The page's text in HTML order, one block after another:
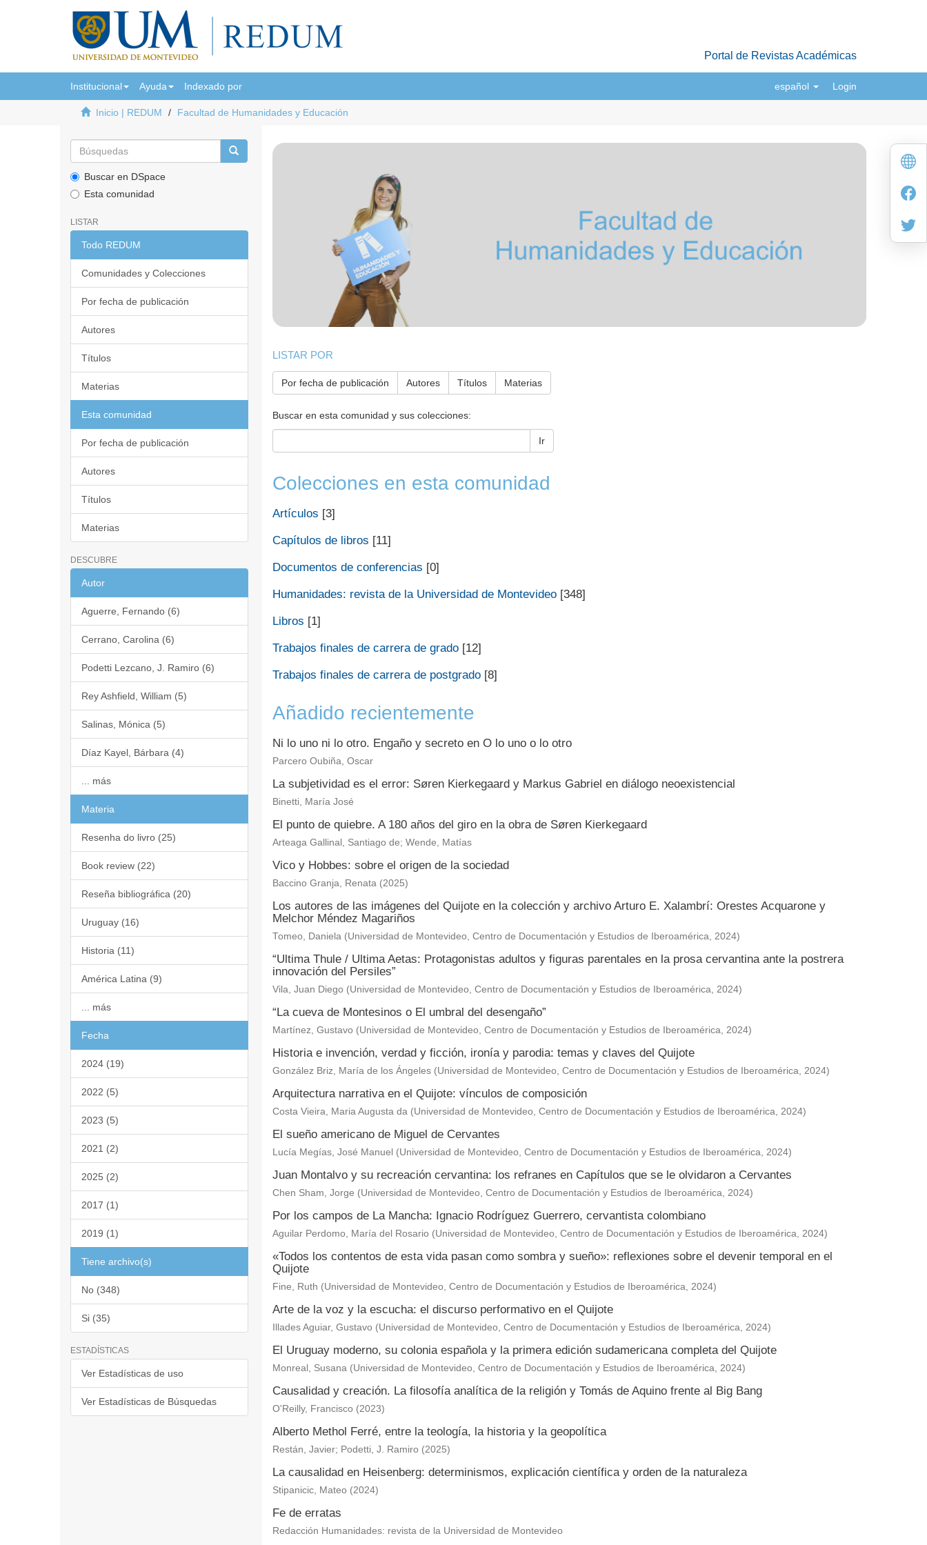
Portal de Revistas Académicas
Institucional Ayuda Indexado por español Login
Inicio | REDUM Facultad de Humanidades y Educación
Buscar en DSpace
Esta comunidad
LISTAR
Todo REDUM
Comunidades y Colecciones
Por fecha de publicación
Autores
Títulos
Materias
Esta comunidad
Por fecha de publicación
Autores
Títulos
Materias
DESCUBRE
Autor
Aguerre, Fernando (6)
Cerrano, Carolina (6)
Podetti Lezcano, J. Ramiro (6)
Rey Ashfield, William (5)
Salinas, Mónica (5)
Díaz Kayel, Bárbara (4)
... más
Materia
Resenha do livro (25)
Book review (22)
Reseña bibliográfica (20)
Uruguay (16)
Historia (11)
América Latina (9)
... más
Fecha
2024 (19)
2022 (5)
2023 (5)
2021 (2)
2025 (2)
2017 (1)
2019 (1)
Tiene archivo(s)
No (348)
Si (35)
ESTADÍSTICAS
Ver Estadísticas de uso
Ver Estadísticas de Búsquedas
LISTAR POR
Por fecha de publicación Autores Títulos Materias
Buscar en esta comunidad y sus colecciones:
Ir
Colecciones en esta comunidad
Artículos [3]
Capítulos de libros [11]
Documentos de conferencias [0]
Humanidades: revista de la Universidad de Montevideo[348]
Libros [1]
Trabajos finales de carrera de grado[12]
Trabajos finales de carrera de postgrado[8]
Añadido recientemente
Ni lo uno ni lo otro. Engaño y secreto en O lo uno o lo otro
Parcero Oubiña, Oscar
La subjetividad es el error: Søren Kierkegaard y Markus Gabriel en diálogo neoexistencial
Binetti, María José
El punto de quiebre. A 180 años del giro en la obra de Søren Kierkegaard
Arteaga Gallinal, Santiago de; Wende, Matías
Vico y Hobbes: sobre el origen de la sociedad
Baccino Granja, Renata (2025)
Los autores de las imágenes del Quijote en la colección y archivo Arturo E. Xalambrí: Orestes Acquarone y
Melchor Méndez Magariños
Tomeo, Daniela (Universidad de Montevideo, Centro de Documentación y Estudios de Iberoamérica, 2024)
“Ultima Thule / Ultima Aetas: Protagonistas adultos y figuras parentales en la prosa cervantina ante la postrera
innovación del Persiles”
Vila, Juan Diego (Universidad de Montevideo, Centro de Documentación y Estudios de Iberoamérica, 2024)
“La cueva de Montesinos o El umbral del desengaño”
Martínez, Gustavo (Universidad de Montevideo, Centro de Documentación y Estudios de Iberoamérica, 2024)
Historia e invención, verdad y ficción, ironía y parodia: temas y claves del Quijote
González Briz, María de los Ángeles (Universidad de Montevideo, Centro de Documentación y Estudios de Iberoamérica, 2024)
Arquitectura narrativa en el Quijote: vínculos de composición
Costa Vieira, Maria Augusta da (Universidad de Montevideo, Centro de Documentación y Estudios de Iberoamérica, 2024)
El sueño americano de Miguel de Cervantes
Lucía Megías, José Manuel (Universidad de Montevideo, Centro de Documentación y Estudios de Iberoamérica, 2024)
Juan Montalvo y su recreación cervantina: los refranes en Capítulos que se le olvidaron a Cervantes
Chen Sham, Jorge (Universidad de Montevideo, Centro de Documentación y Estudios de Iberoamérica, 2024)
Por los campos de La Mancha: Ignacio Rodríguez Guerrero, cervantista colombiano
Aguilar Perdomo, María del Rosario (Universidad de Montevideo, Centro de Documentación y Estudios de Iberoamérica, 2024)
«Todos los contentos de esta vida pasan como sombra y sueño»: reflexiones sobre el devenir temporal en el
Quijote
Fine, Ruth (Universidad de Montevideo, Centro de Documentación y Estudios de Iberoamérica, 2024)
Arte de la voz y la escucha: el discurso performativo en el Quijote
Illades Aguiar, Gustavo (Universidad de Montevideo, Centro de Documentación y Estudios de Iberoamérica, 2024)
El Uruguay moderno, su colonia española y la primera edición sudamericana completa del Quijote
Monreal, Susana (Universidad de Montevideo, Centro de Documentación y Estudios de Iberoamérica, 2024)
Causalidad y creación. La filosofía analítica de la religión y Tomás de Aquino frente al Big Bang
O'Reilly, Francisco (2023)
Alberto Methol Ferré, entre la teología, la historia y la geopolítica
Restán, Javier; Podetti, J. Ramiro (2025)
La causalidad en Heisenberg: determinismos, explicación científica y orden de la naturaleza
Stipanicic, Mateo (2024)
Fe de erratas
Redacción Humanidades: revista de la Universidad de Montevideo